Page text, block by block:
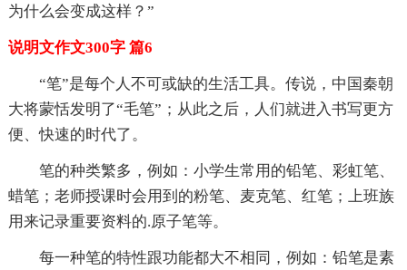
为什么会变成这样？”
说明文作文300字 篇6
“笔”是每个人不可或缺的生活工具。传说，中国秦朝
大将蒙恬发明了“毛笔”；从此之后，人们就进入书写更方
便、快速的时代了。
笔的种类繁多，例如：小学生常用的铅笔、彩虹笔、
蜡笔；老师授课时会用到的粉笔、麦克笔、红笔；上班族
用来记录重要资料的.原子笔等。
每一种笔的特性跟功能都大不相同，例如：铅笔是素